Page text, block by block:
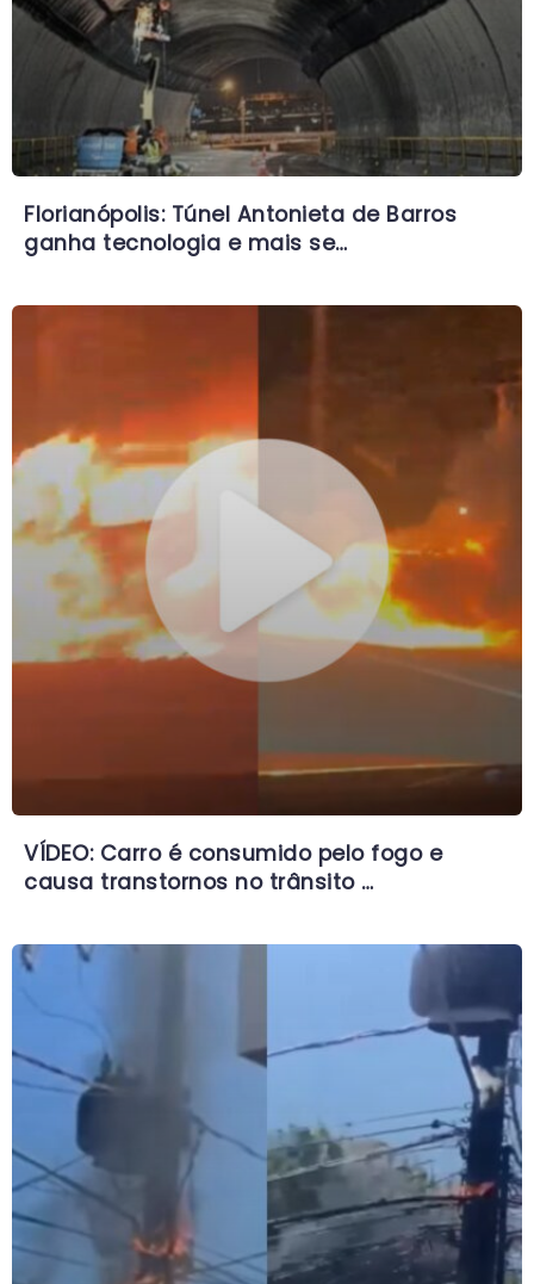
Florianópolis: Túnel Antonieta de Barros
ganha tecnologia e mais se…
VÍDEO: Carro é consumido pelo fogo e
causa transtornos no trânsito …